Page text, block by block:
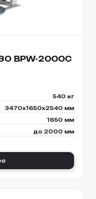
BPW-2000C
540 кг
3470х1650х2540 мм
1650 мм
до 2000 мм